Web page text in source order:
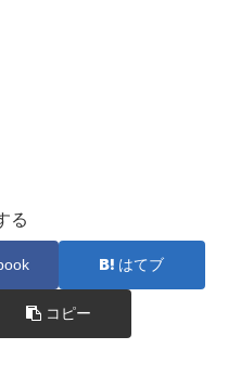
る
はてブ
コピー